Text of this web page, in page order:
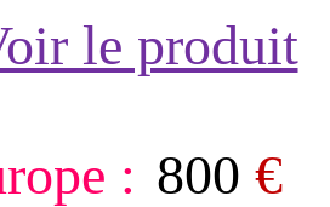
le produit
: 800 €